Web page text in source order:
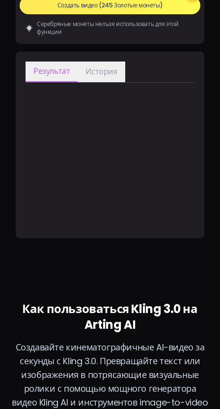
Создать видео(245 Золотые монеты)
Серебряные монеты нельзя использовать для этой
функции
Результат История
Как пользоваться Kling 3.0 на
Arting AI
Создавайте кинематографичные AI-видео за
секунды с Kling 3.0. Превращайте текст или
изображения в потрясающие визуальные
ролики с помощью мощного генератора
видео Kling AI и инструментов image-to-video